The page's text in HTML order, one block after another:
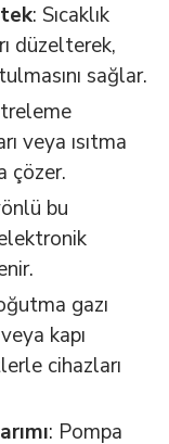
: Sıcaklık
düzelterek,
sağlar.
veya ısıtma
çözer.
bu
gazı
kapı
cihazları
: Pompa